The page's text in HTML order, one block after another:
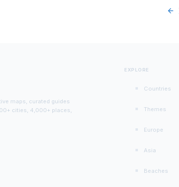
maps, curated guides
cities, 4,000+ places,
EXPLORE
Countries
Themes
Europe
Asia
Beaches